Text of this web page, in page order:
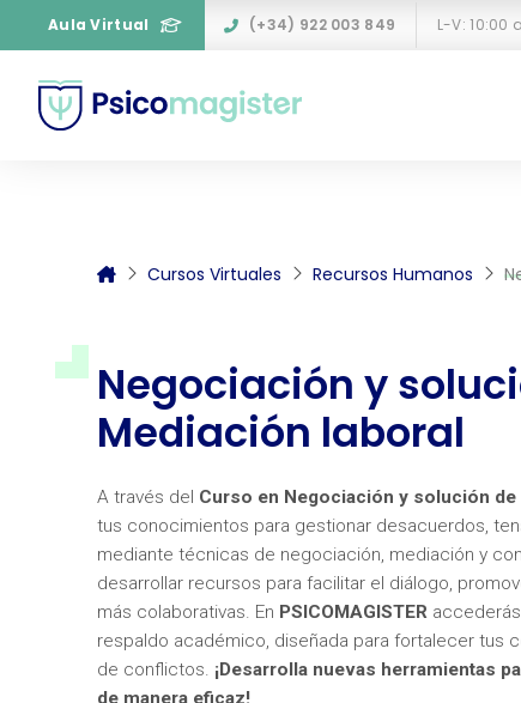
Aula Virtual (+34) 922 003 849 L-V: 10:00
Cursos Virtuales Recursos Humanos
Negociación y
Mediación laboral
A través del Curso en Negociación y solución
tus conocimientos para gestionar desacuerdos,
mediante técnicas de negociación, mediación y
desarrollar recursos para facilitar el diálogo,
más colaborativas. En PSICOMAGISTERaccederás
respaldo académico, diseñada para fortalecer tus
de conflictos. ¡Desarrolla nuevas herramientas
de manera eficaz!